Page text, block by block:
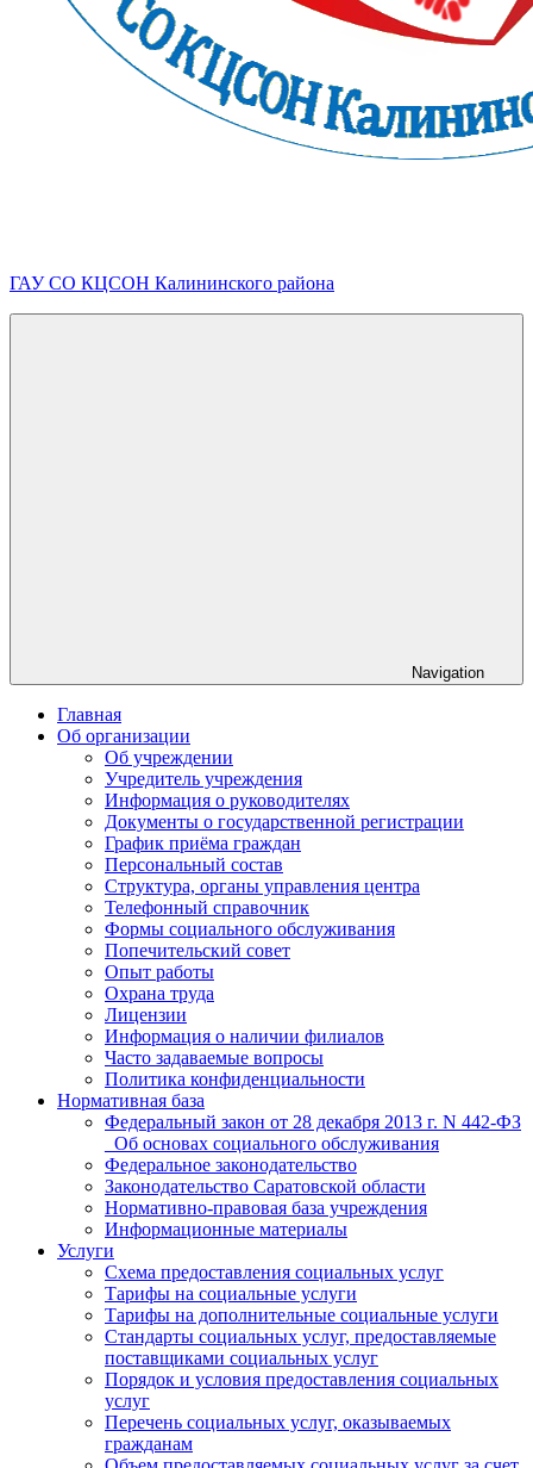
ГАУ СО КЦСОН Калининского района
Navigation
Главная
Об организации
Об учреждении
Учредитель учреждения
Информация о руководителях
Документы о государственной регистрации
График приёма граждан
Персональный состав
Структура, органы управления центра
Телефонный справочник
Формы социального обслуживания
Попечительский совет
Опыт работы
Охрана труда
Лицензии
Информация о наличии филиалов
Часто задаваемые вопросы
Политика конфиденциальности
Нормативная база
Федеральный закон от 28 декабря 2013 г. N 442-ФЗ
_Об основах социального обслуживания
Федеральное законодательство
Законодательство Саратовской области
Нормативно-правовая база учреждения
Информационные материалы
Услуги
Схема предоставления социальных услуг
Тарифы на социальные услуги
Тарифы на дополнительные социальные услуги
Стандарты социальных услуг, предоставляемые
поставщиками социальных услуг
Порядок и условия предоставления социальных
услуг
Перечень социальных услуг, оказываемых
гражданам